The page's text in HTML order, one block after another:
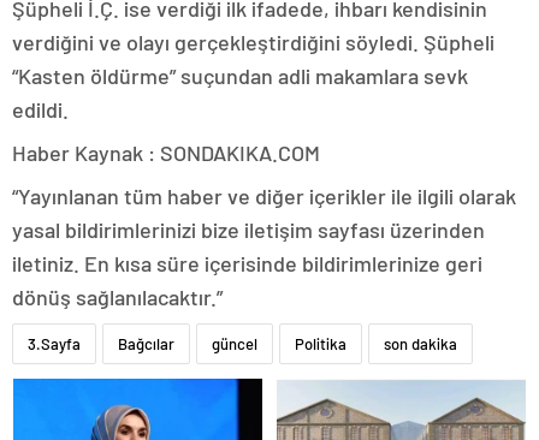
Şüpheli İ.Ç. ise verdiği ilk ifadede, ihbarı kendisinin
verdiğini ve olayı gerçekleştirdiğini söyledi. Şüpheli
“Kasten öldürme” suçundan adli makamlara sevk
edildi.
Haber Kaynak : SONDAKIKA.COM
“Yayınlanan tüm haber ve diğer içerikler ile ilgili olarak
yasal bildirimlerinizi bize iletişim sayfası üzerinden
iletiniz. En kısa süre içerisinde bildirimlerinize geri
dönüş sağlanılacaktır.”
3.Sayfa Bağcılar güncel Politika son dakika